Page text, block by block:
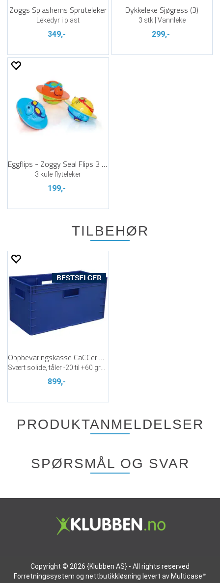
Zoggs Splashems Spruteleker
Lekedyr i plast
349,-
Dykkeleke Sjøgress (3)
3 stk | Vannleke
299,-
Eggflips - Zoggy Seal Flips 3 stk.
3 kule flyteleker
199,-
TILBEHØR
Oppbevaringskasse CaCCer Blå
899,-
PRODUKTANMELDELSER
SPØRSMÅL OG SVAR
Copyright © 2026 {Klubben AS} - All rights reserved
Forretningssystem og nettbutikkløsning levert avMulticase™